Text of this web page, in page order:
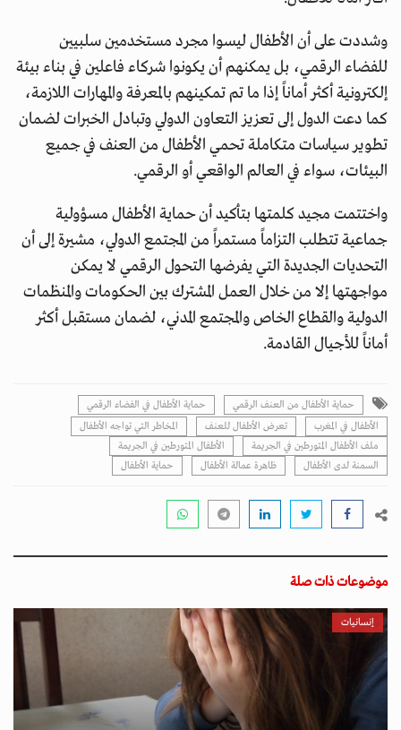
وشددت على أن الأطفال ليسوا مجرد مستخدمين سلبيين
للفضاء الرقمي، بل يمكنهم أن يكونوا شركاء فاعلين في بناء بيئة
إلكترونية أكثر أماناً إذا ما تم تمكينهم بالمعرفة والمهارات اللازمة،
كما دعت الدول إلى تعزيز التعاون الدولي وتبادل الخبرات لضمان
تطوير سياسات متكاملة تحمي الأطفال من العنف في جميع
البيئات، سواء في العالم الواقعي أو الرقمي.
واختتمت مجيد كلمتها بتأكيد أن حماية الأطفال مسؤولية
جماعية تتطلب التزاماً مستمراً من المجتمع الدولي، مشيرة إلى أن
التحديات الجديدة التي يفرضها التحول الرقمي لا يمكن
مواجهتها إلا من خلال العمل المشترك بين الحكومات والمنظمات
الدولية والقطاع الخاص والمجتمع المدني، لضمان مستقبل أكثر
أماناً للأجيال القادمة.
حماية الأطفال من العنف الرقمي
حماية الأطفال في الفضاء الرقمي
الأطفال في المغرب
تعرض الأطفال للعنف
المخاطر التي تواجه الأطفال
ملف الأطفال المتورطين في الجريمة
الأطفال المتورطين في الجريمة
السمنة لدى الأطفال
ظاهرة عمالة الأطفال حماية الأطفال
موضوعات ذات صلة
إنسانيات